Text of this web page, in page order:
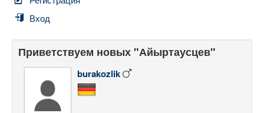
Вход
Приветствуем новых "Айыртаусцев"
burakozlik